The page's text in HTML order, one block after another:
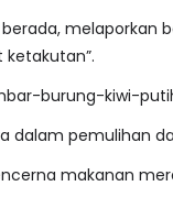
dalam pemulihan
makanan